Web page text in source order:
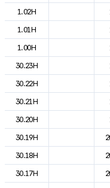
1.02H
1.01H
1.00H
30.23H
30.22H
30.21H
30.20H
30.19H
30.18H
30.17H